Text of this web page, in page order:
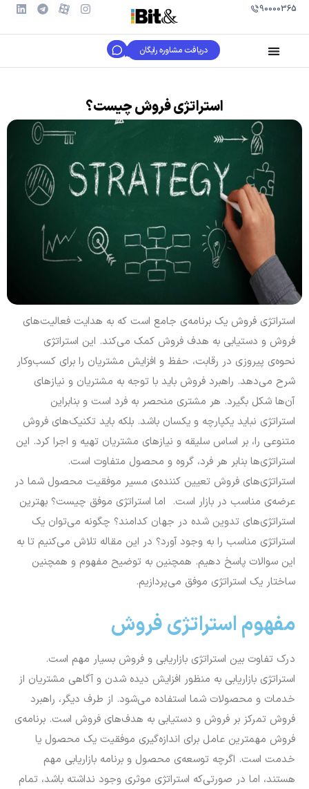
90000365
دریافت مشاوره رایگان
استراتژی فروش چیست؟
استراتژی فروش یک برنامه‌ی جامع است که به هدایت فعالیت‌های
فروش و دستیابی به هدف فروش کمک می‌کند. این استراتژی
نحوه‌ی پیروزی در رقابت، حفظ و افزایش مشتریان را برای کسب‌وکار
شرح می‌دهد. راهبرد فروش باید با توجه به مشتریان و نیازهای
آن‌ها شکل بگیرد. هر مشتری منحصر به فرد است و بنابراین
استراتژی نباید یکپارچه و یکسان باشد. بلکه باید تکنیک‌های فروش
متنوعی را، بر اساس سلیقه و نیازهای مشتریان تهیه و اجرا کرد. این
استراتژی‌ها بنابر هر فرد، گروه و محصول متفاوت است.
استراتژی‌های فروش تعیین کننده‌ی مسیر موفقیت محصول شما در
عرضه‌ی مناسب در بازار است. اما استراتژی موفق چیست؟ بهترین
استراتژی‌های تدوین شده در جهان کدامند؟ چگونه می‌توان یک
استراتژی مناسب را به وجود آورد؟ در این مقاله تلاش می‌کنیم تا به
این سوالات پاسخ دهیم. همچنین به توضیح مفهوم و همچنین
ساختار یک استراتژی موفق می‌پردازیم.
مفهوم استراتژی فروش
درک تفاوت بین استراتژی بازاریابی و فروش بسیار مهم است.
استراتژی بازاریابی به منظور افزایش دیده شدن و آگاهی مشتریان از
خدمات و محصولات شما استفاده می‌شود. از طرف دیگر، راهبرد
فروش تمرکز بر فروش و دستیابی به هدف‌های فروش است. برنامه‌ی
فروش مهمترین عامل برای اندازه‌گیری موفقیت یک محصول یا
خدمت است. اگرچه توسعه‌ی محصول و برنامه بازاریابی مهم
هستند، اما در صورتی‌که استراتژی موثری وجود نداشته باشد، تمام